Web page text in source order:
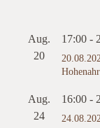
Aug.
20
17:00-
Hohenahr
Aug.
24
16:00-